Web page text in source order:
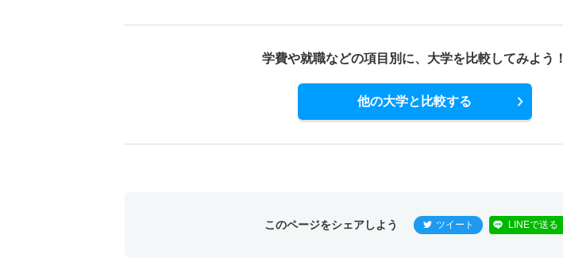
学費や就職などの項目別に、 大学を比較してみよう！
他の大学と比較する
このページをシェアしよう ツイート LINEで送る